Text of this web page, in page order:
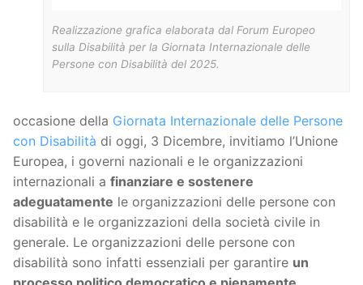
Realizzazione grafica elaborata dal Forum Europeo
sulla Disabilità per la Giornata Internazionale delle
Persone con Disabilità del 2025.
occasione della Giornata Internazionale delle Persone
con Disabilità di oggi, 3 Dicembre, invitiamo l’Unione
Europea, i governi nazionali e le organizzazioni
internazionali a finanziare e sostenere
adeguatamente le organizzazioni delle persone con
disabilità e le organizzazioni della società civile in
generale. Le organizzazioni delle persone con
disabilità sono infatti essenziali per garantire un